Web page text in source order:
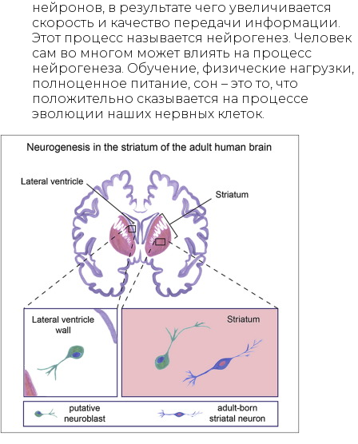
нейронов, в результате чего увеличивается
скорость и качество передачи информации.
Этот процесс называется нейрогенез. Человек
сам во многом может влиять на процесс
нейрогенеза. Обучение, физические нагрузки,
полноценное питание, сон – это то, что
положительно сказывается на процессе
эволюции наших нервных клеток.